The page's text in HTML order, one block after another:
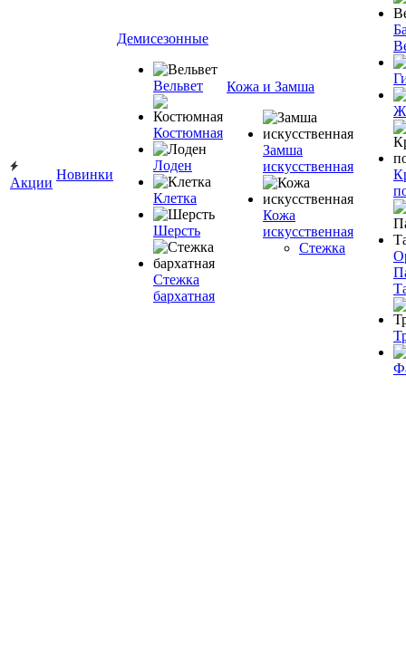
Акции
Новинки
Демисезонные
Вельвет
Костюмная
Лоден
Клетка
Шерсть
Стежка
бархатная
Кожа и Замша
Замша
искусственная
Кожа
искусственная
Стежка